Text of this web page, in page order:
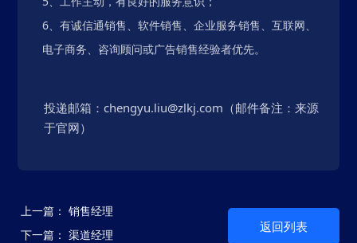
6、有诚信通销售、软件销售、企业服务销售、互联网、
电子商务、咨询顾问或广告销售经验者优先。
投递邮箱： chengyu.liu@zlkj.com （邮件备注：来源
于官网）
上一篇：销售经理
下一篇：渠道经理
返回列表